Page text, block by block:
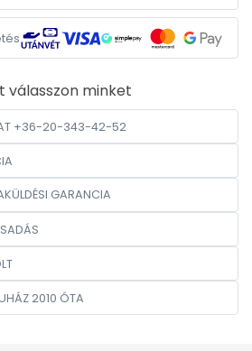
válasszon minket
+36-20-343-42-52
GARANCIA
2010 ÓTA